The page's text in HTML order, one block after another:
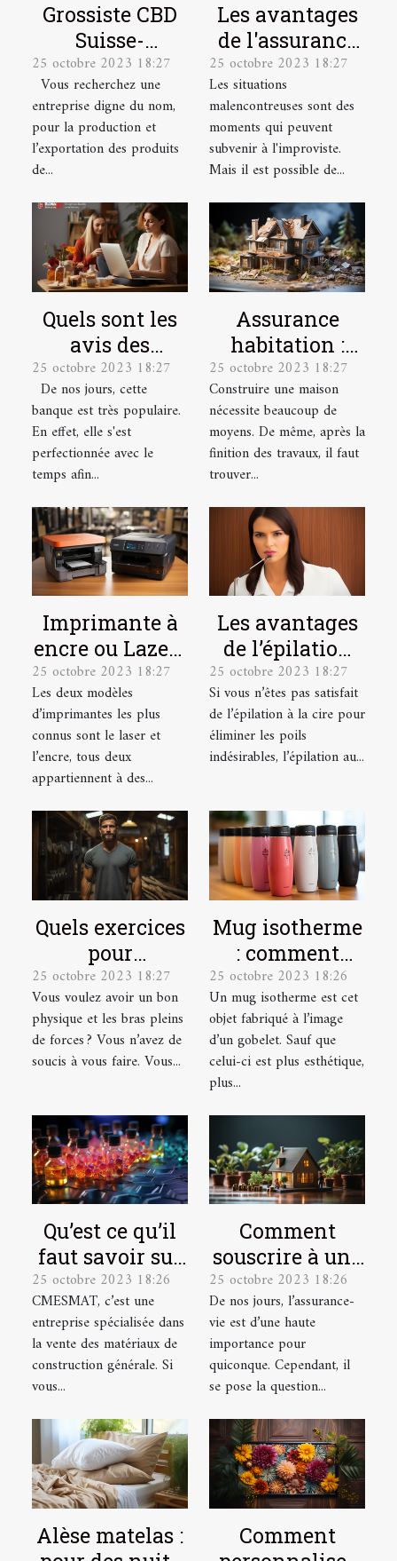
Grossiste CBD
Suisse-
Producteur &
Exportateur
25 octobre 2023 18:27
Vous recherchez une
entreprise digne du nom,
pour la production et
l’exportation des produits
de...
Les avantages
de l'assurance
santé pour les
salariés
25 octobre 2023 18:27
Les situations
malencontreuses sont des
moments qui peuvent
subvenir à l'improviste.
Mais il est possible de...
Quels sont les
avis des
utilisateurs sur
la banque en
ligne
Boursorama ?
25 octobre 2023 18:27
De nos jours, cette
banque est très populaire.
En effet, elle s'est
perfectionnée avec le
temps afin...
Assurance
habitation :
quelles sont les
garanties ?
25 octobre 2023 18:27
Construire une maison
nécessite beaucoup de
moyens. De même, après la
finition des travaux, il faut
trouver...
Imprimante à
encre ou Lazer :
laquelle
choisir ?
25 octobre 2023 18:27
Les deux modèles
d’imprimantes les plus
connus sont le laser et
l’encre, tous deux
appartiennent à des...
Les avantages
de l’épilation
au laser et
comment se
préparer pour ?
25 octobre 2023 18:27
Si vous n’êtes pas satisfait
de l’épilation à la cire pour
éliminer les poils
indésirables, l’épilation au...
Quels exercices
pour
développer ses
muscles ?
25 octobre 2023 18:27
Vous voulez avoir un bon
physique et les bras pleins
de forces ? Vous n’avez de
soucis à vous faire. Vous...
Mug isotherme
: comment
trouver un
modèle de
qualité ?
25 octobre 2023 18:26
Un mug isotherme est cet
objet fabriqué à l’image
d’un gobelet. Sauf que
celui-ci est plus esthétique,
plus...
Qu’est ce qu’il
faut savoir sur
CMESMAT ?
25 octobre 2023 18:26
CMESMAT, c’est une
entreprise spécialisée dans
la vente des matériaux de
construction générale. Si
vous...
Comment
souscrire à une
assurance vie ?
25 octobre 2023 18:26
De nos jours, l’assurance-
vie est d’une haute
importance pour
quiconque. Cependant, il
se pose la question...
Alèse matelas :
Comment